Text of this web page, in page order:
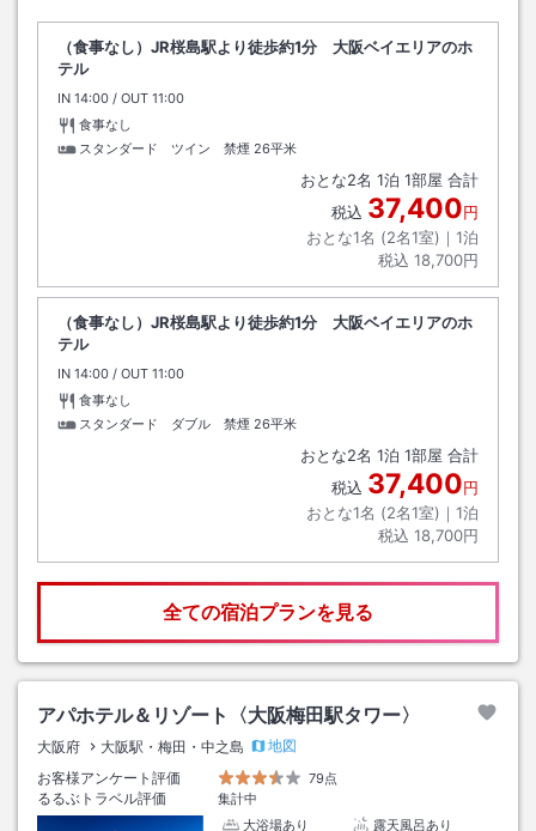
（食事なし）JR桜島駅より徒歩約1分 大阪ベイエリアのホ
テル
IN チェックイン
14:00 / OUT チェックアウト
11:00
食事なし
スタンダード ツイン 禁煙 26平米
おとな2名 1泊 1部屋 合計
税込 37,400円
おとな1名 (2名1室)｜ 1泊
税込 18,700円
（食事なし）JR桜島駅より徒歩約1分 大阪ベイエリアのホ
テル
IN チェックイン
14:00 / OUT チェックアウト
11:00
食事なし
スタンダード ダブル 禁煙 26平米
おとな2名 1泊 1部屋 合計
税込 37,400円
おとな1名 (2名1室)｜ 1泊
税込 18,700円
全ての宿泊プランを見る
アパホテル＆リゾート〈大阪梅田駅タワー〉
大阪府 大阪駅・梅田・中之島
地図
お客様アンケート評価
79点
るるぶトラベル評価
集計中
大浴場あり
露天風呂あり